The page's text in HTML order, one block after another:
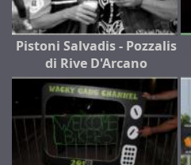
Pistoni Salvadis - Pozzalis
di Rive D'Arcano